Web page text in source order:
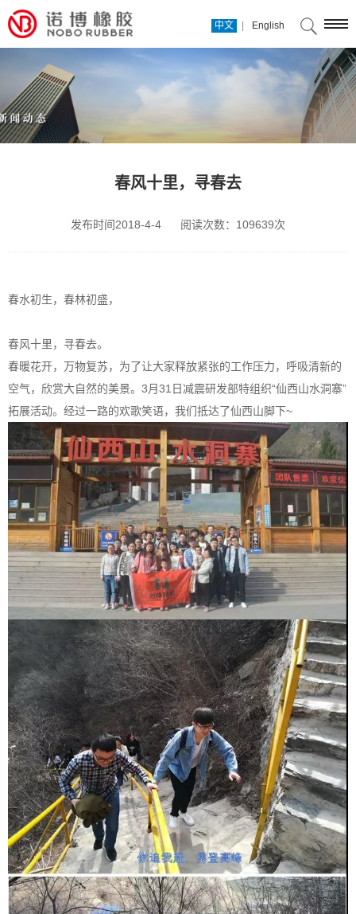
中文 English
春风十里，寻春去
发布时间2018-4-4 阅读次数：109639次
春水初生，春林初盛，
春风十里，寻春去。
春暖花开，万物复苏，为了让大家释放紧张的工作压力，呼吸清新的
空气，欣赏大自然的美景。3月31日减震研发部特组织“仙西山水洞寨”
拓展活动。经过一路的欢歌笑语，我们抵达了仙西山脚下~